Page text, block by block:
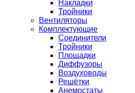
Накладки
Тройники
Вентиляторы
Комплектующие
Соединители
Тройники
Площадки
Диффузоры
Воздуховоды
Решётки
Анемостаты